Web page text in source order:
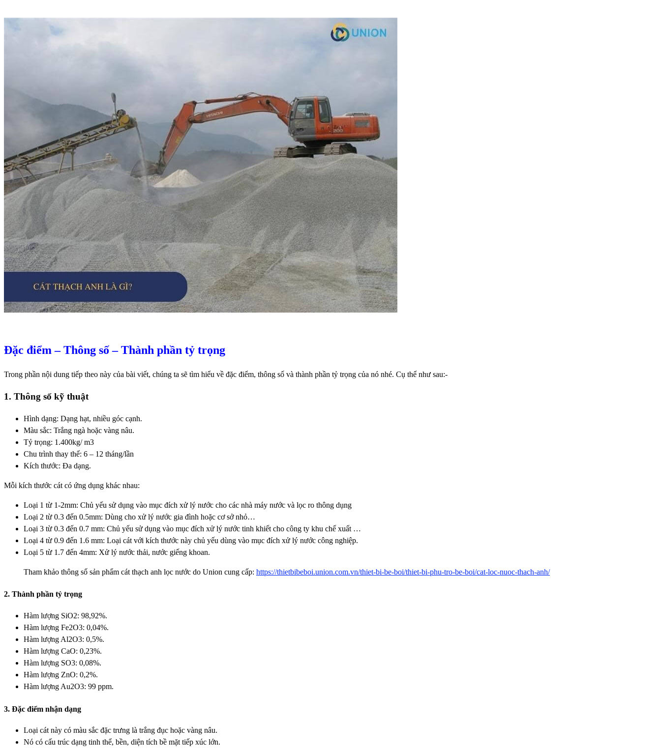
Đặc điểm – Thông số – Thành phần tỷ trọng
Trong phần nội dung tiếp theo này của bài viết, chúng ta sẽ tìm hiểu về đặc điểm, thông số và thành phần tỷ trọng của nó nhé. Cụ thể như sau:-
1. Thông số kỹ thuật
Hình dạng: Dạng hạt, nhiều góc cạnh.
Màu sắc: Trắng ngà hoặc vàng nâu.
Tỷ trọng: 1.400kg/ m3
Chu trình thay thế: 6 – 12 tháng/lần
Kích thước: Đa dạng.
Mỗi kích thước cát có ứng dụng khác nhau:
Loại 1 từ 1-2mm: Chủ yếu sử dụng vào mục đích xử lý nước cho các nhà máy nước và lọc ro thông dụng
Loại 2 từ 0.3 đến 0.5mm: Dùng cho xử lý nước gia đình hoặc cơ sở nhỏ…
Loại 3 từ 0.3 đến 0.7 mm: Chủ yếu sử dụng vào mục đích xử lý nước tinh khiết cho công ty khu chế xuất …
Loại 4 từ 0.9 đến 1.6 mm: Loại cát với kích thước này chủ yếu dùng vào mục đích xử lý nước công nghiệp.
Loại 5 từ 1.7 đến 4mm: Xử lý nước thải, nước giếng khoan.
Tham khảo thông số sản phẩm cát thạch anh lọc nước do Union cung cấp: https://thietbibeboi.union.com.vn/thiet-bi-be-boi/thiet-bi-phu-tro-be-boi/cat-loc-nuoc-thach-anh/
2. Thành phần tỷ trọng
Hàm lượng SiO2: 98,92%.
Hàm lượng Fe2O3: 0,04%.
Hàm lượng Al2O3: 0,5%.
Hàm lượng CaO: 0,23%.
Hàm lượng SO3: 0,08%.
Hàm lượng ZnO: 0,2%.
Hàm lượng Au2O3: 99 ppm.
3. Đặc điểm nhận dạng
Loại cát này có màu sắc đặc trưng là trắng đục hoặc vàng nâu.
Nó có cấu trúc dạng tinh thể, bền, diện tích bề mặt tiếp xúc lớn.